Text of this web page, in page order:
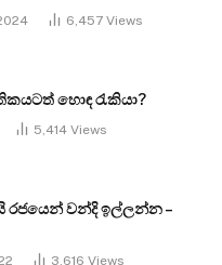
6,457 Views
හොඳ රැකියා?
5,414 Views
රජයෙන් වන්දි ඉල්ලන්න –
3,616 Views